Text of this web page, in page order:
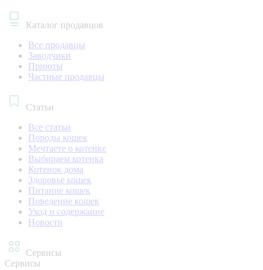
Каталог продавцов
Все продавцы
Заводчики
Приюты
Частные продавцы
Статьи
Все статьи
Породы кошек
Мечтаете о котенке
Выбираем котенка
Котенок дома
Здоровье кошек
Питание кошек
Поведение кошек
Уход и содержание
Новости
Сервисы
Сервисы